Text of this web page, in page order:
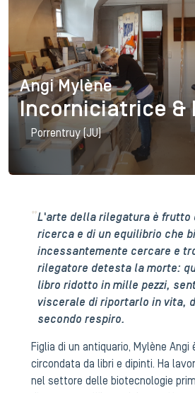
Angi Mylène
Angi Mylène
Incorniciatrice &
Porrentruy (JU)
L'arte della rilegatura è frutto
ricerca e di un equilibrio che
incessantemente cercare e
rilegatore detesta la morte:
libro ridotto in mille pezzi,
viscerale di riportarlo in vita,
secondo respiro.
Figlia di un antiquario, Mylène Angi
circondata da libri e dipinti. Ha
nel settore delle biotecnologie